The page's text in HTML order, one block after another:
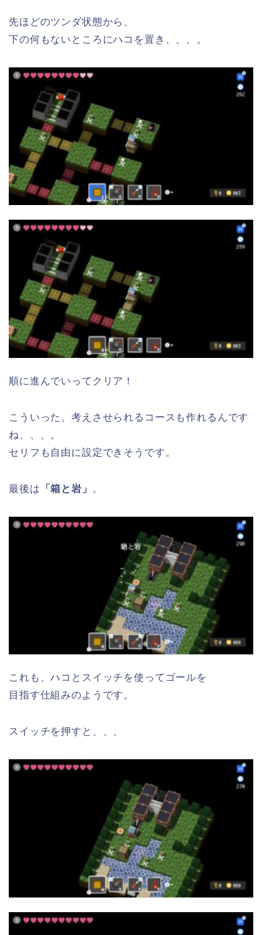
先ほどのツンダ状態から、
下の何もないところにハコを置き、、、。
順に進んでいってクリア！
こういった、考えさせられるコースも作れるんです
ね、、、。
セリフも自由に設定できそうです。
最後は 「箱と岩」 。
これも、ハコとスイッチを使ってゴールを
目指す仕組みのようです。
スイッチを押すと、、、